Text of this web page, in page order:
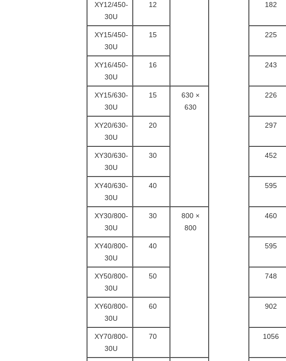
ΧΥ12/450-
30U
12 182
ΧΥ15/450-
30U
15 225
ΧΥ16/450-
30U
16 243
ΧΥ15/630-
30U
15
630 ×
630
226
XY20/630-
30U
20 297
ΧΥ30/630-
30U
30 452
ΧΥ40/630-
30U
40 595
ΧΥ30/800-
30U
30
800 ×
800
460
ΧΥ40/800-
30U
40 595
ΧΥ50/800-
30U
50 748
ΧΥ60/800-
30U
60 902
ΧΥ70/800-
30U
70 1056